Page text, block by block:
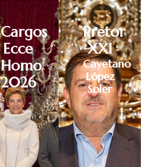
Cargos
Ecce
Homo
2026
Cayetano
López
Soler
Pretor
XXI